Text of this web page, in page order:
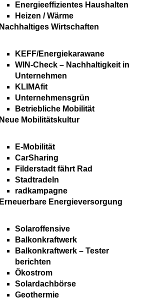
Energieeffizientes Haushalten
Heizen / Wärme
Nachhaltiges Wirtschaften
KEFF/Energiekarawane
WIN-Check – Nachhaltigkeit in
Unternehmen
KLIMAfit
Unternehmensgrün
Betriebliche Mobilität
Neue Mobilitätskultur
E-Mobilität
CarSharing
Filderstadt fährt Rad
Stadtradeln
radkampagne
Erneuerbare Energieversorgung
Solaroffensive
Balkonkraftwerk
Balkonkraftwerk – Tester
berichten
Ökostrom
Solardachbörse
Geothermie